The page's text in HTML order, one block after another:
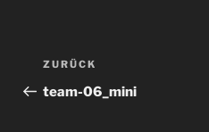
Vorheriger
Beitrag
ZURÜCK
team-06_mini